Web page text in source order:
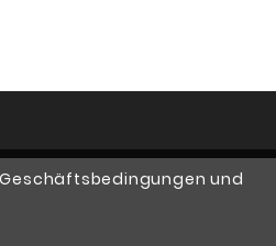
und